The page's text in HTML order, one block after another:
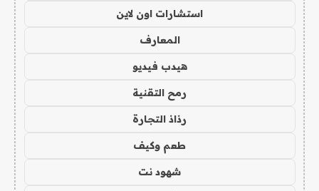
استشارات اون لاين
المعارف
هيدب فيديو
رمح التقنية
رذاذ التجارة
طعم وكيف
شهود نت